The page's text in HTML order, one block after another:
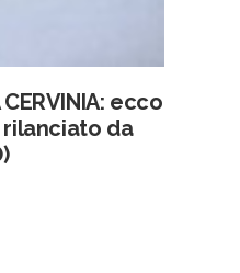
CERVINIA: ecco
da